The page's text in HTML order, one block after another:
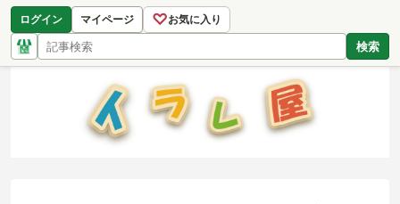
ログイン マイページ ♡お気に入り
検索